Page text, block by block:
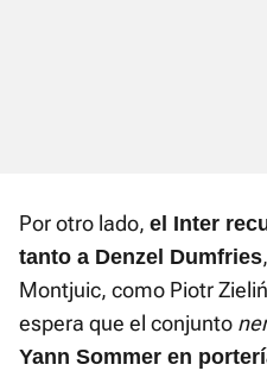
Por otro lado, el Inter
tanto a Denzel Dumfries
Montjuic, como Piotr
espera que el conjunto
Yann Sommer en